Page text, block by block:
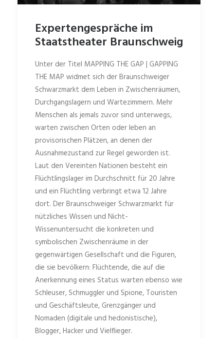
Expertengespräche im
Staatstheater Braunschweig
Unter der Titel MAPPING THE GAP | GAPPING
THE MAP widmet sich der Braunschweiger
Schwarzmarkt dem Leben in Zwischenräumen,
Durchgangslagern und Wartezimmern. Mehr
Menschen als jemals zuvor sind unterwegs,
warten zwischen Orten oder leben an
provisorischen Plätzen, an denen der
Ausnahmezustand zur Regel geworden ist.
Laut den Vereinten Nationen besteht ein
Flüchtlingslager im Durchschnitt für 20 Jahre
und ein Flüchtling verbringt etwa 12 Jahre
dort. Der Braunschweiger Schwarzmarkt für
nützliches Wissen und Nicht-
Wissenuntersucht die konkreten und
symbolischen Zwischenräume in der
gegenwärtigen Gesellschaft und die Figuren,
die sie bevölkern: Flüchtende, die auf die
Anerkennung eines Status warten ebenso wie
Schleuser, Schmuggler und Spione, Touristen
und Geschäftsleute, Grenzgänger und
Nomaden (digitale und hedonistische),
Blogger, Hacker und Vielflieger.